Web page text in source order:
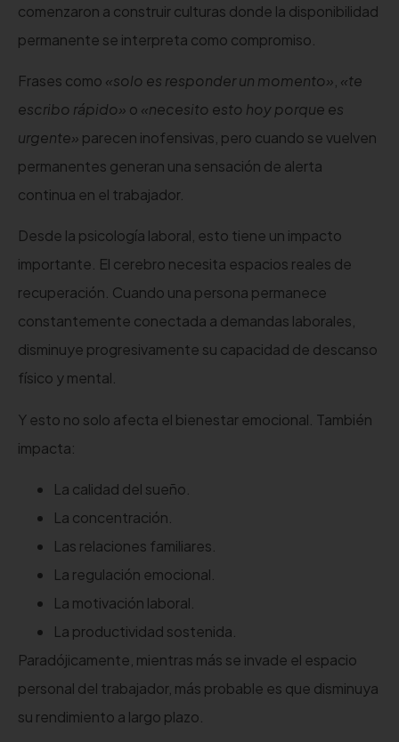
comenzaron a construir culturas donde la disponibilidad
permanente se interpreta como compromiso.
Frases como «solo es responder un momento» «te
escribo rápido» o «necesito esto hoy porque es
urgente» parecen inofensivas, pero cuando se vuelven
permanentes generan una sensación de alerta
continua en el trabajador.
Desde la psicología laboral, esto tiene un impacto
importante. El cerebro necesita espacios reales de
recuperación. Cuando una persona permanece
constantemente conectada a demandas laborales,
disminuye progresivamente su capacidad de descanso
físico y mental.
Y esto no solo afecta el bienestar emocional. También
impacta:
La calidad del sueño.
La concentración.
Las relaciones familiares.
La regulación emocional.
La motivación laboral.
La productividad sostenida.
Paradójicamente, mientras más se invade el espacio
personal del trabajador, más probable es que disminuya
su rendimiento a largo plazo.